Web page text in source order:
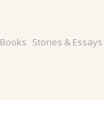
Books Stories & Essays